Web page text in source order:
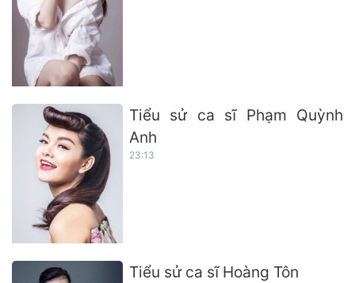
Tiểu sử ca sĩ Phạm Quỳnh
Anh
23:13
Tiểu sử ca sĩ Hoàng Tôn